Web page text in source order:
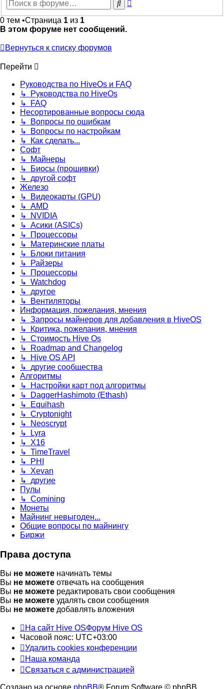
Поиск
0 тем •Страница 1 из 1
В этом форуме нет сообщений.
Вернуться к списку форумов
Перейти
Руководства по HiveOs и FAQ
↳ Руководства по HiveOs
↳ FAQ
Несортированные вопросы сюда
↳ Вопросы по ошибкам
↳ Вопросы по настройкам
↳ Как сделать...
Софт
↳ Майнеры
↳ Биосы (прошивки)
↳ другой софт
Железо
↳ Видеокарты (GPU)
↳ AMD
↳ NVIDIA
↳ Асики (ASICs)
↳ Процессоры
↳ Материнские платы
↳ Блоки питания
↳ Райзеры
↳ Процессоры
↳ Watchdog
↳ другое
↳ Вентиляторы
Информация, пожелания, мнения
↳ Запросы майнеров для добавления в HiveOS
↳ Критика, пожелания, мнения
↳ Стоимость Hive Os
↳ Roadmap and Changelog
↳ Hive OS API
↳ другие сообщества
Алгоритмы
↳ Настройки карт под алгоритмы
↳ DaggerHashimoto (Ethash)
↳ Equihash
↳ Cryptonight
↳ Neoscrypt
↳ Lyra
↳ X16
↳ TimeTravel
↳ PHI
↳ Xevan
↳ другие
Пулы
↳ Comining
Монеты
Майнинг невыгоден...
Общие вопросы по майнингу
Биржи
Права доступа
Вы не можете начинать темы
Вы не можете отвечать на сообщения
Вы не можете редактировать свои сообщения
Вы не можете удалять свои сообщения
Вы не можете добавлять вложения
На сайт Hive OSФорум Hive OS
Часовой пояс: UTC+03:00
Удалить cookies конференции
Наша команда
Связаться с администрацией